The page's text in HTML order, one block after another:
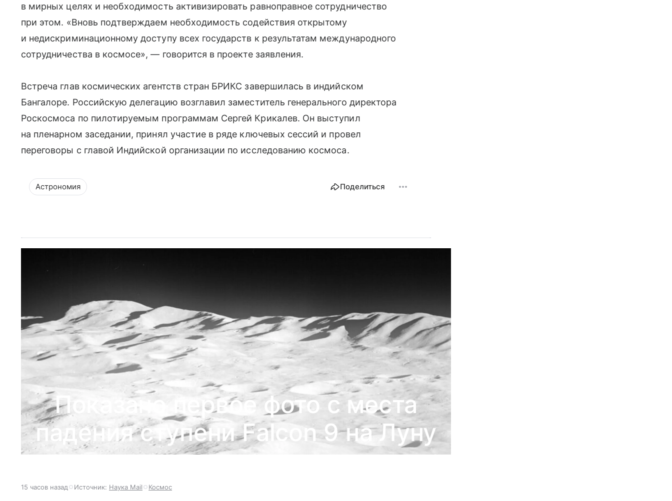
в мирных целях и необходимость активизировать равноправное сотрудничество
при этом. «Вновь подтверждаем необходимость содействия открытому
и недискриминационному доступу всех государств к результатам международного
сотрудничества в космосе», — говорится в проекте заявления.
Встреча глав космических агентств стран БРИКС завершилась в индийском
Бангалоре. Российскую делегацию возглавил заместитель генерального директора
Роскосмоса по пилотируемым программам Сергей Крикалев. Он выступил
на пленарном заседании, принял участие в ряде ключевых сессий и провел
переговоры с главой Индийской организации по исследованию космоса.
Астрономия Поделиться
Показано первое фото с места
падения ступени Falcon 9 на Луну
15 часов назад Источник: Наука Mail Космос